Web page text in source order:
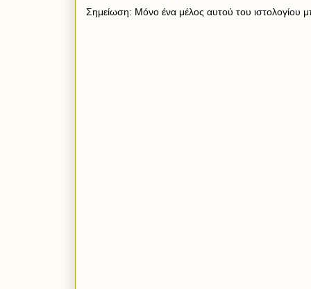
Σημείωση: Μόνο ένα μέλος αυτού του ιστολογίου